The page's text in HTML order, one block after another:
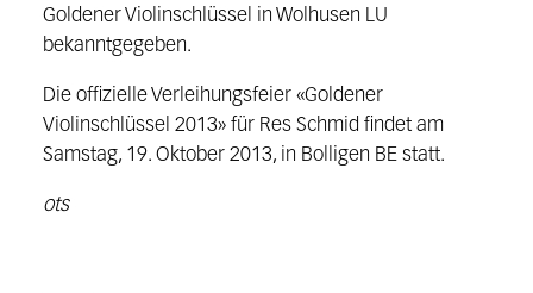
Goldener Violinschlüssel in Wolhusen LU
bekanntgegeben.
Die offizielle Verleihungsfeier «Goldener
Violinschlüssel 2013» für Res Schmid findet am
Samstag, 19. Oktober 2013, in Bolligen BE statt.
ots